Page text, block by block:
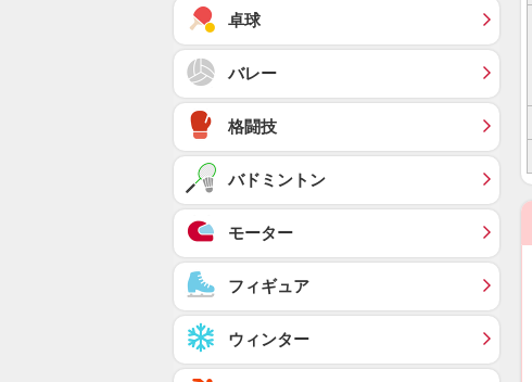
卓球
バレー
格闘技
バドミントン
モーター
フィギュア
ウィンター